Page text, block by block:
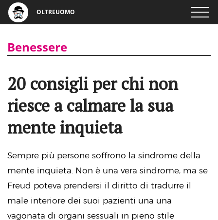
OLTREUOMO
Benessere
20 consigli per chi non
riesce a calmare la sua
mente inquieta
Sempre più persone soffrono la sindrome della
mente inquieta. Non è una vera sindrome, ma se
Freud poteva prendersi il diritto di tradurre il
male interiore dei suoi pazienti una una
vagonata di organi sessuali in pieno stile